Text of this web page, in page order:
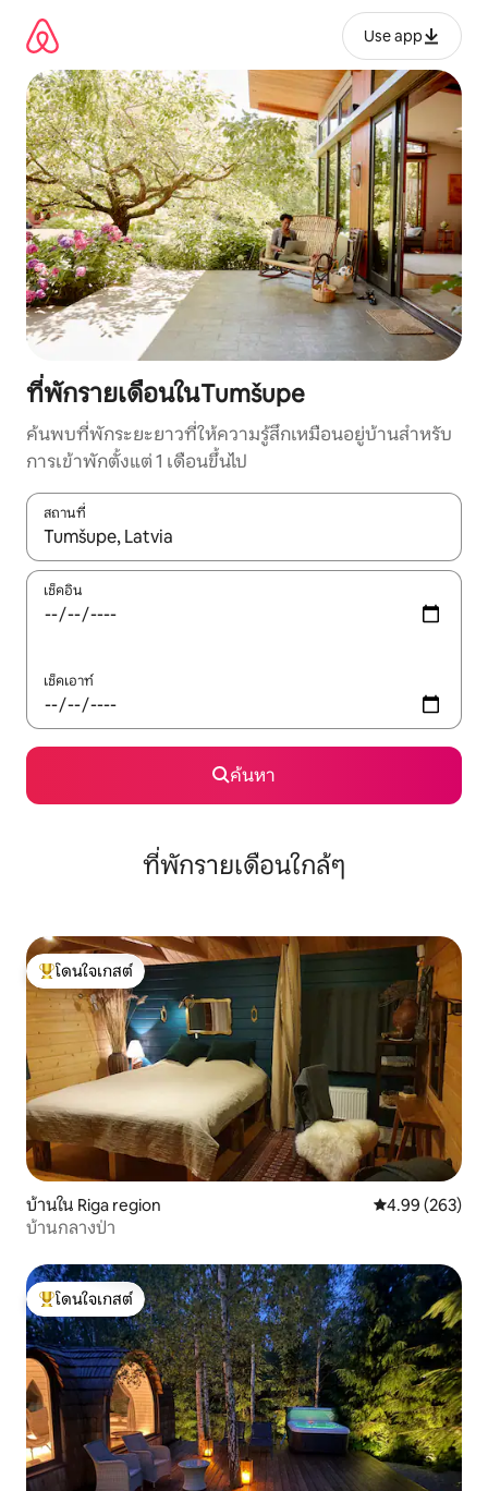
เนื้อหา
Use app
ที่พักรายเดือนในTumšupe
ค้นพบที่พักระยะยาวที่ให้ความรู้สึกเหมือนอยู่บ้านสำหรับ
การเข้าพักตั้งแต่ 1 เดือนขึ้นไป
สถานที่
ใช้ลูกศรขึ้นลง หรือใช้การสัมผัสหรือปัด เพื่อสำรวจผลการค้นหา
เช็คอิน
เช็คเอาท์
ค้นหา
ที่พักรายเดือนใกล้ๆ
โดนใจเกสต์ที่สุด
โดนใจเกสต์
บ้านใน Riga region คะแนนเฉลี่ย
4.99 (263)
บ้านกลางป่า
โดนใจเกสต์ที่สุด
โดนใจเกสต์